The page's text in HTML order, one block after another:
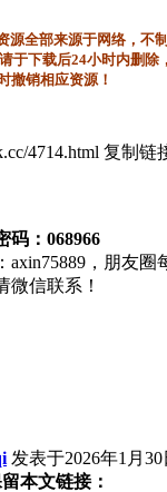
源全部来源于网络，不
于下载后24小时内删除
撤销相应资源！
4714.html 复制链
码：068966
axin75889，朋友圈
微信联系！
发表于2026年1月30
本文链接：